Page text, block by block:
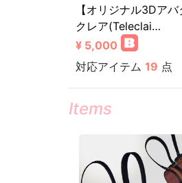
【オリジナル3Dア
クレア(Teleclai…
¥ 5,000
対応アイテム 19 点
Items